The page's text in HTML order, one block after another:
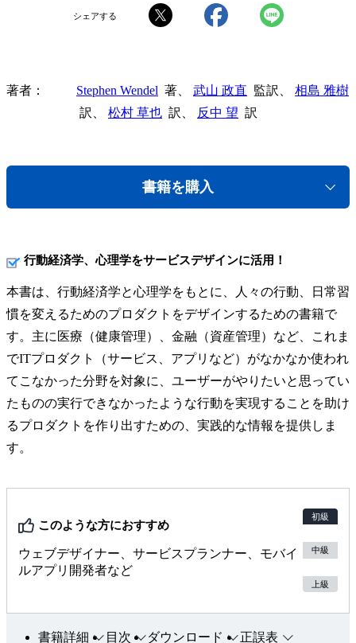
シェアする
著者 Stephen Wendel 著、 武山 政直 監訳、 相島 雅樹
訳、 松村 草也 訳、 反中 望 訳
書籍を購入
行動経済学、心理学をサービスデザインに活用！
本書は、行動経済学と心理学をもとに、人々の行動、日常習
慣を変えるためのプロダクトをデザインするための書籍で
す。主に医療（健康管理）、金融（資産管理）など、これま
でITプロダクト（サービス、アプリなど）がなかなか使われ
てこなかった分野を対象に、ユーザーがやりたいと思ってい
たものの実行できなかったような行動を実現することを助け
るプロダクトを作り出すための、実践的な情報を提供しま
す。
このような方におすすめ
ウェブデザイナー、サービスプランナー、モバイ
ルアプリ開発者など
初級
中級
上級
書籍詳細 目次 ダウンロード 正誤表